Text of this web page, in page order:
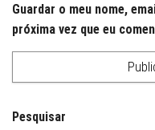
Guardar o meu nome,
próxima vez que eu
Pesquisar